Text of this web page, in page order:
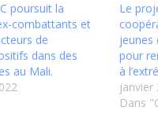
poursuit la
combattants et
de
dans des
au Mali.
Le
jeunes
pour
à
janvier
Dans